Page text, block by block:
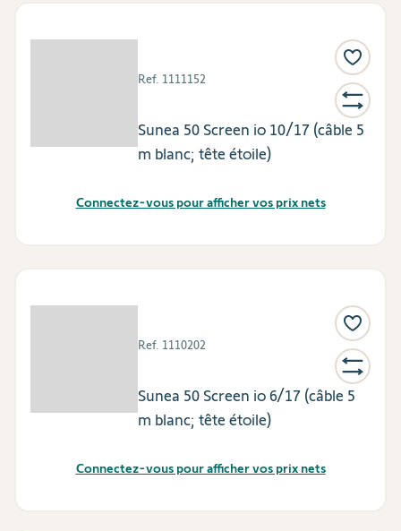
Ref. 1111152
Sunea 50 Screen io 10/17 (câble 5
m blanc; tête étoile)
Connectez-vous pour afficher vos prix nets
Ref. 1110202
Sunea 50 Screen io 6/17 (câble 5
m blanc; tête étoile)
Connectez-vous pour afficher vos prix nets